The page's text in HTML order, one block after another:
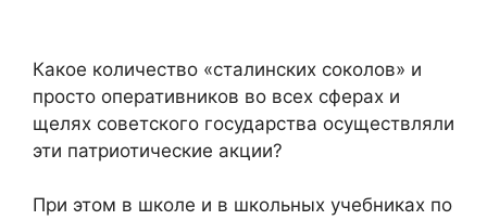
Какое количество «сталинских соколов» и
просто оперативников во всех сферах и
щелях советского государства осуществляли
эти патриотические акции?
При этом в школе и в школьных учебниках по